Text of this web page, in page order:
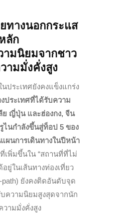
ทางนอกกระแส
ลัก
ามนิยมจากชาว
ามมั่งคั่งสูง
ประเทศยังคงแข็งแกร่ง
ประเทศที่ได้รับความ
ย ญี่ปุ่น และฮ่องกง, จีน
ไนกำลังขึ้นสู่ท็อป 5 ของ
ผนการเดินทางในปีหน้า
เพิ่มขึ้นใน “สถานที่ที่ไม่
ยู่ในเส้นทางท่องเที่ยว
path) ยังคงติดอันดับจุด
ความนิยมสูงสุดจากนัก
วามมั่งคั่งสูง